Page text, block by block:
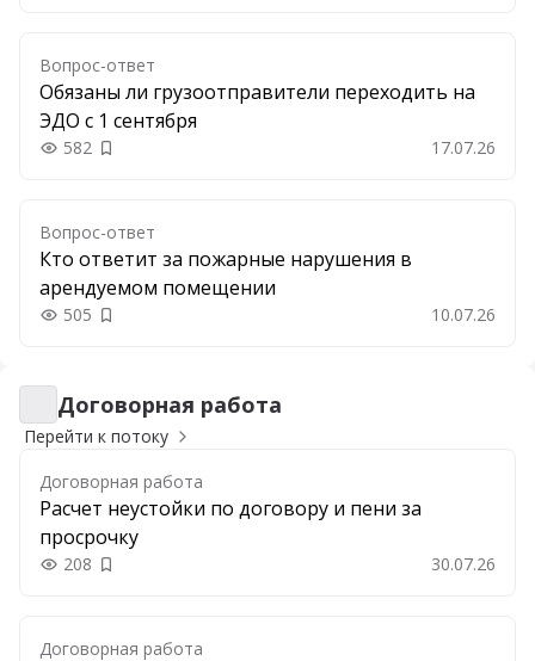
Вопрос-ответ
Обязаны ли грузоотправители переходить на
ЭДО с 1 сентября
582 Добавить в закладки 17.07.26
Вопрос-ответ
Кто ответит за пожарные нарушения в
арендуемом помещении
505 Добавить в закладки 10.07.26
Договорная работа
Договорная работа
Перейти к потоку
Договорная работа
Расчет неустойки по договору и пени за
просрочку
208 Добавить в закладки 30.07.26
Договорная работа